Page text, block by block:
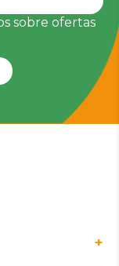
sobre ofertas